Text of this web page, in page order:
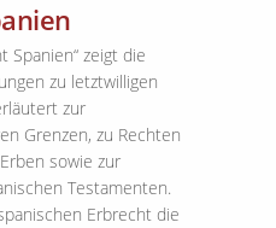
Spanien“ zeigt die
zu letztwilligen
zur
Grenzen, zu Rechten
sowie zur
Testamenten.
Erbrecht die